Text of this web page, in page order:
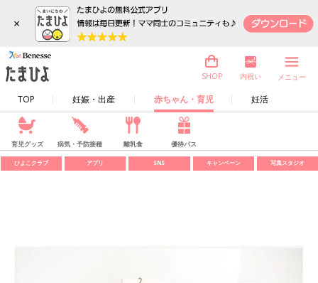
×
TOP 妊娠・出産 赤ちゃん・育児 妊活
SHOP 内祝い メニュー
育児グッズ 病気・予防接種 離乳食 優待パス
ひよこクラブ アプリ SNS キャンペーン 写真スタジオ